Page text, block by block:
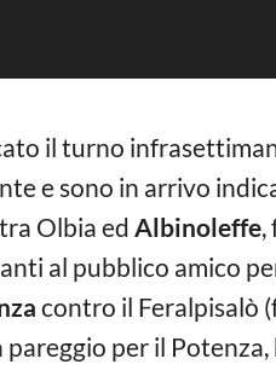
il turno
e sono in arrivo
Olbia ed Albinoleffe,
al pubblico amico
contro il Feralpisalò
per il